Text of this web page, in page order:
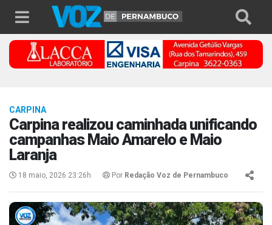
CARPINA
Carpina realizou caminhada unificando
campanhas Maio Amarelo e Maio
Laranja
18 maio, 2026 23:26h Por Redação Voz de Pernambuco